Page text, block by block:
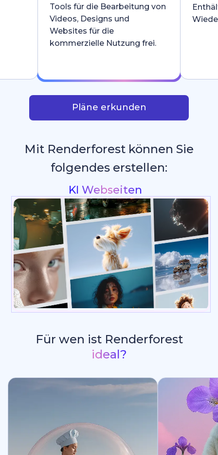
Tools für die Bearbeitung von
Videos, Designs und
Websites für die
kommerzielle Nutzung frei.
Pläne erkunden
Mit Renderforest können Sie
folgendes erstellen:
Intros & Logo
Für wen ist Renderforest
ideal?